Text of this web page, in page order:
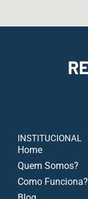
INSTITUCIONAL
Home
Quem Somos?
Como Funciona?